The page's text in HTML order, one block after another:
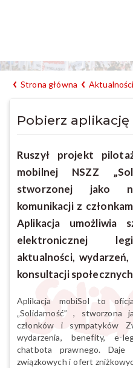
Strona główna Aktualności
Pobierz aplikację
Ruszył projekt
mobilnej NSZZ
stworzonej jako
komunikacji z
Aplikacja umożliwia
elektronicznej
aktualności,
konsultacji
Aplikacja mobiSol to
„Solidarność” , stworzona
członków i sympatyków
wydarzenia, benefity, e-
chatbota prawnego.
związkowych i ofert